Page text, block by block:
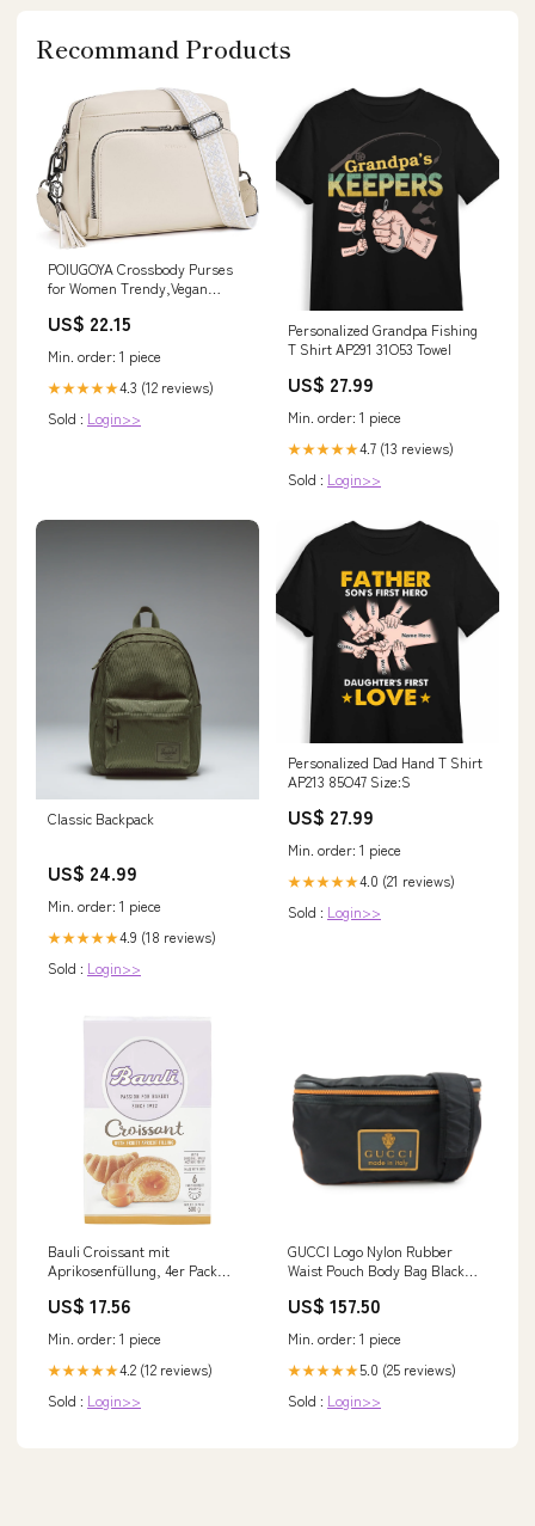
Recommand Products
POIUGOYA Crossbody Purses
for Women Trendy,Vegan
Bag,Women's Crossbody
Handbags
US$ 22.15
Min. order: 1 piece
★★★★★4.3 (12 reviews)
Sold : Login>>
Personalized Grandpa Fishing
T Shirt AP291 31O53 Towel
US$ 27.99
Min. order: 1 piece
★★★★★4.7 (13 reviews)
Sold : Login>>
Classic Backpack
US$ 24.99
Min. order: 1 piece
★★★★★4.9 (18 reviews)
Sold : Login>>
Personalized Dad Hand T Shirt
AP213 85O47 Size:S
US$ 27.99
Min. order: 1 piece
★★★★★4.0 (21 reviews)
Sold : Login>>
Bauli Croissant mit
Aprikosenfüllung, 4er Pack
Gebäck Tuc
US$ 17.56
Min. order: 1 piece
★★★★★4.2 (12 reviews)
Sold : Login>>
GUCCI Logo Nylon Rubber
Waist Pouch Body Bag Black
US$ 157.50
Min. order: 1 piece
★★★★★5.0 (25 reviews)
Sold : Login>>